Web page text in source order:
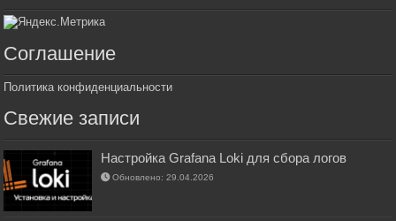
Соглашение
Политика конфиденциальности
Свежие записи
Настройка Grafana Loki для сбора логов
Обновлено: 29.04.2026